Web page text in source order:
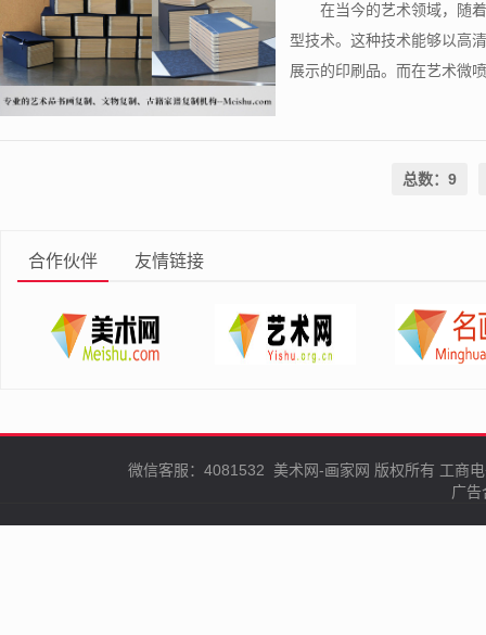
在当今的艺术领域，随
型技术。这种技术能够以高
展示的印刷品。而在艺术微
总数：9
合作伙伴 友情链接
微信客服：4081532 美术网-画家网 版权所有 工商
广